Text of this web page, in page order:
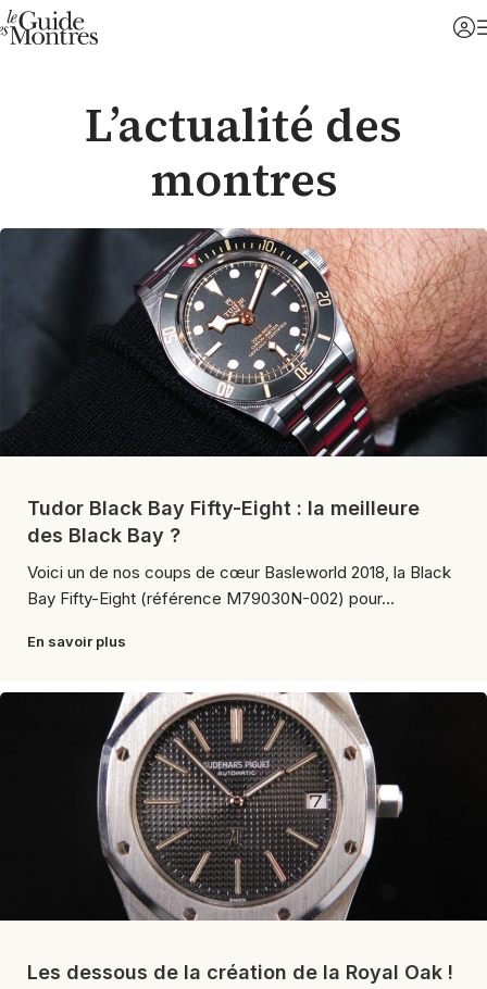
L’actualité des
montres
Tudor Black Bay Fifty-Eight : la meilleure
des Black Bay ?
Voici un de nos coups de cœur Basleworld 2018, la Black
Bay Fifty-Eight (référence M79030N-002) pour...
En savoir plus
Les dessous de la création de la Royal Oak !